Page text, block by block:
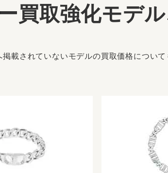
買取強化モデル
載されていないモデルの買取価格につい